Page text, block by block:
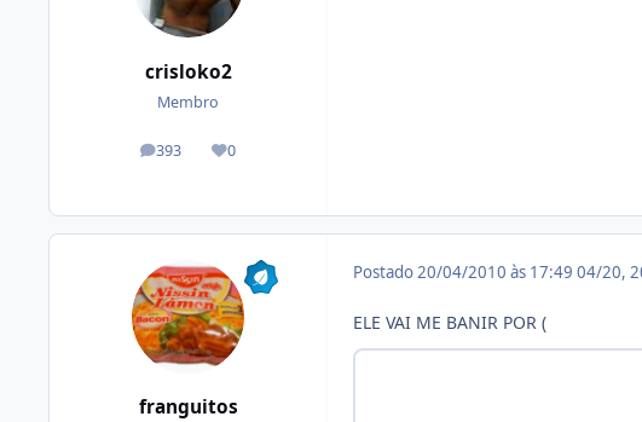
crisloko2
Membro
393
posts 0
Reputação
franguitos
Postado20/04/2010 às 17:49 04/20,
ELE VAI ME BANIR POR (